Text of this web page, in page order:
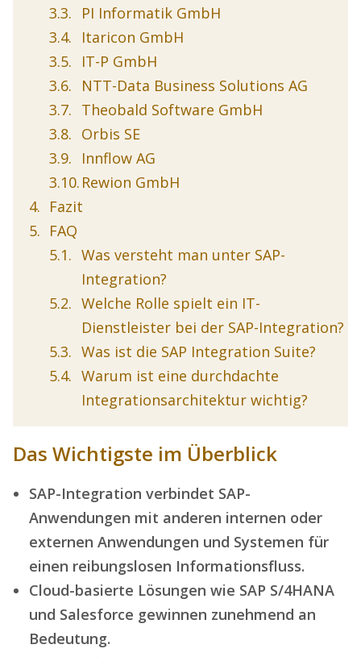
PI Informatik GmbH
Itaricon GmbH
IT-P GmbH
NTT-Data Business Solutions AG
Theobald Software GmbH
Orbis SE
Innflow AG
Rewion GmbH
Fazit
FAQ
Was versteht man unter SAP-
Integration?
Welche Rolle spielt ein IT-
Dienstleister bei der SAP-Integration?
Was ist die SAP Integration Suite?
Warum ist eine durchdachte
Integrationsarchitektur wichtig?
Das Wichtigste im Überblick
SAP-Integration verbindet SAP-
Anwendungen mit anderen internen oder
externen Anwendungen und Systemen für
einen reibungslosen Informationsfluss.
Cloud-basierte Lösungen wie SAP S/4HANA
und Salesforce gewinnen zunehmend an
Bedeutung.